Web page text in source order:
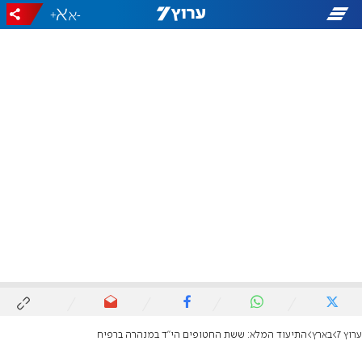
-
+
ערוץ 7 בארץ התיעוד המלא: ששת החטופים הי"ד במנהרה ברפיח